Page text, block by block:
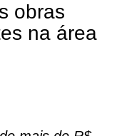
obras
na área